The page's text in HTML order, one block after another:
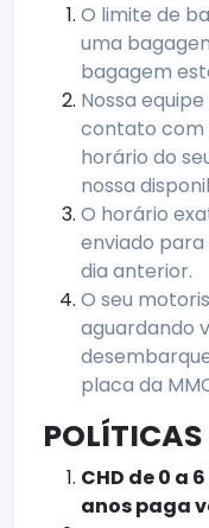
O limite de
uma
bagagem
Nossa
contato com
horário do
nossa
O horário
enviado
dia anterior.
O seu
aguardando
placa da
POLÍTICAS
CHD de 0 a
anos paga